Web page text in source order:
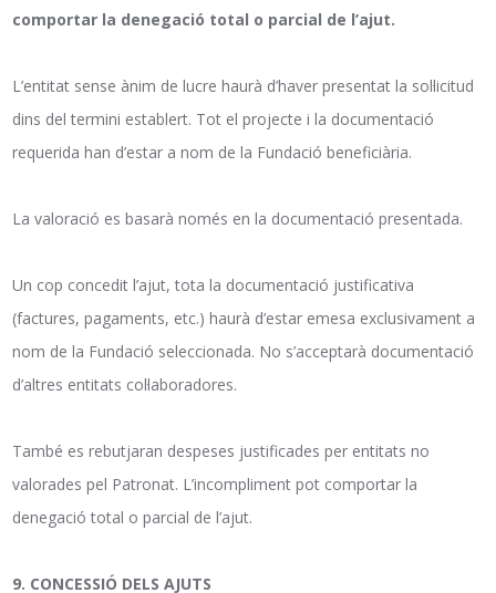
comportar la denegació total o parcial de l’ajut.
L’entitat sense ànim de lucre haurà d’haver presentat la sol·licitud
dins del termini establert. Tot el projecte i la documentació
requerida han d’estar a nom de la Fundació beneficiària.
La valoració es basarà només en la documentació presentada.
Un cop concedit l’ajut, tota la documentació justificativa
(factures, pagaments, etc.) haurà d’estar emesa exclusivament a
nom de la Fundació seleccionada. No s’acceptarà documentació
d’altres entitats col·laboradores.
També es rebutjaran despeses justificades per entitats no
valorades pel Patronat. L’incompliment pot comportar la
denegació total o parcial de l’ajut.
9. CONCESSIÓ DELS AJUTS